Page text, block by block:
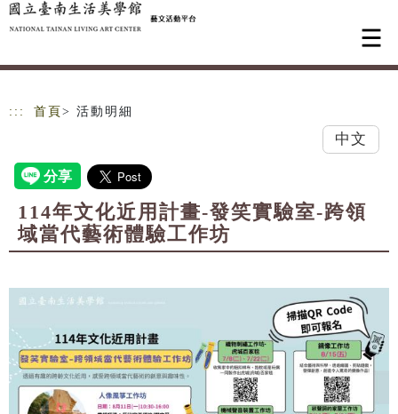
跳到主要內容
網站導覽
::: 首頁 > 活動明細
中文
114年文化近用計畫-發笑實驗室-跨領
域當代藝術體驗工作坊